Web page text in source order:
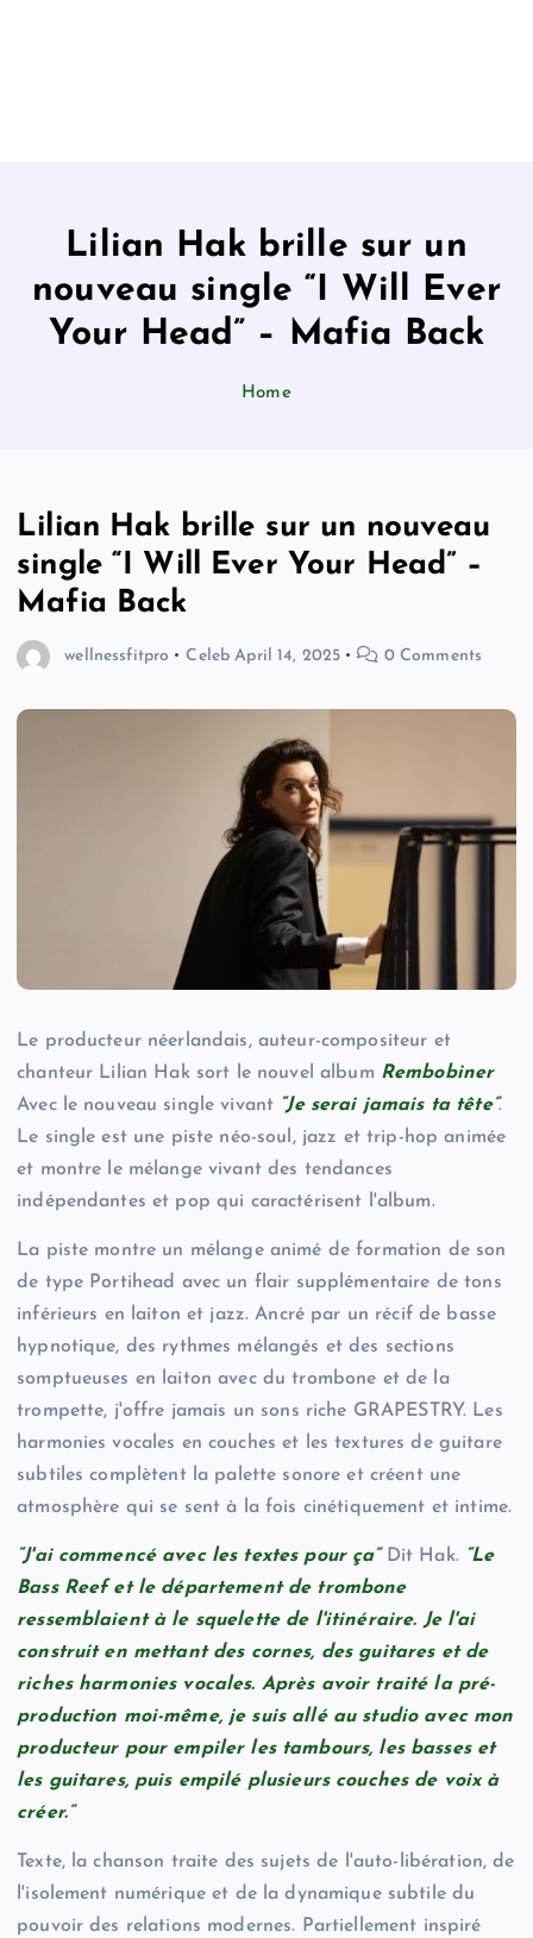
Lilian Hak brille sur un
nouveau single “I Will Ever
Your Head” – Mafia Back
Home
Lilian Hak brille sur un nouveau
single “I Will Ever Your Head” –
Mafia Back
wellnessfitpro Celeb April 14, 2025 0 Comments
Le producteur néerlandais, auteur-compositeur et
chanteur Lilian Hak sort le nouvel album Rembobiner
Avec le nouveau single vivant “Je serai jamais ta tête”.
Le single est une piste néo-soul, jazz et trip-hop animée
et montre le mélange vivant des tendances
indépendantes et pop qui caractérisent l'album.
La piste montre un mélange animé de formation de son
de type Portihead avec un flair supplémentaire de tons
inférieurs en laiton et jazz. Ancré par un récif de basse
hypnotique, des rythmes mélangés et des sections
somptueuses en laiton avec du trombone et de la
trompette, j'offre jamais un sons riche GRAPESTRY. Les
harmonies vocales en couches et les textures de guitare
subtiles complètent la palette sonore et créent une
atmosphère qui se sent à la fois cinétiquement et intime.
“J'ai commencé avec les textes pour ça” Dit Hak. “Le
Bass Reef et le département de trombone
ressemblaient à le squelette de l'itinéraire. Je l'ai
construit en mettant des cornes, des guitares et de
riches harmonies vocales. Après avoir traité la pré-
production moi-même, je suis allé au studio avec mon
producteur pour empiler les tambours, les basses et
les guitares, puis empilé plusieurs couches de voix à
créer.”
Texte, la chanson traite des sujets de l'auto-libération, de
l'isolement numérique et de la dynamique subtile du
pouvoir des relations modernes. Partiellement inspiré